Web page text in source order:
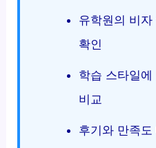
유학원의 비
확인
학습 스타일
비교
후기와 만족